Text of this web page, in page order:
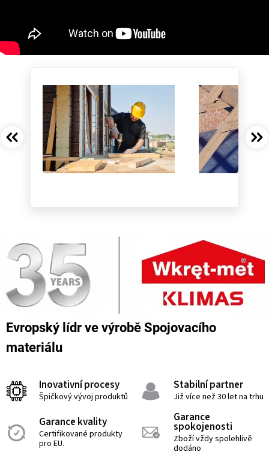
Evropský lídr ve výrobě Spojovacího
materiálu
Inovativní procesy
Špičkový vývoj produktů
Stabilní partner
Již více než 30 let na trhu
Garance kvality
Certifikované produkty
pro EU.
Garance
spokojenosti
Zboží vždy spolehlivě
dodáno